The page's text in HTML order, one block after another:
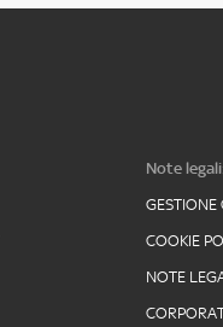
Note
GESTIONE
COOKIE
NOTE